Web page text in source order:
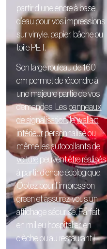
partir d’une encre à base
d’eau pour vos impressions
sur vinyle, papier, bâche ou
toile PET.
Son large rouleau de 160
cm permet de répondre à
une majeure partie de vos
demandes. Les panneaux
de signalisation, lewallart
intérieurpersonnaliséou
même lesautocollants de
voiture peuvent être réalisés
à partir d’encre écologique.
Optez pour l’impression
green et assurez-vous un
affichage sécurisé. Parfait
en milieu hospitalier, en
crèche ou au restaurant !